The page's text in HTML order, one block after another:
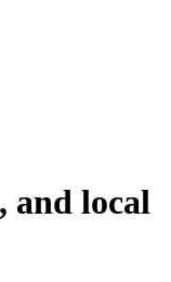
and local